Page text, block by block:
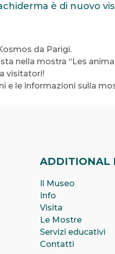
è di nuovo
da Parigi.
nella mostra “Les
visitatori!
e le informazioni sulla
ADDITIONAL
Il Museo
Info
Visita
Le Mostre
Servizi educativi
Contatti